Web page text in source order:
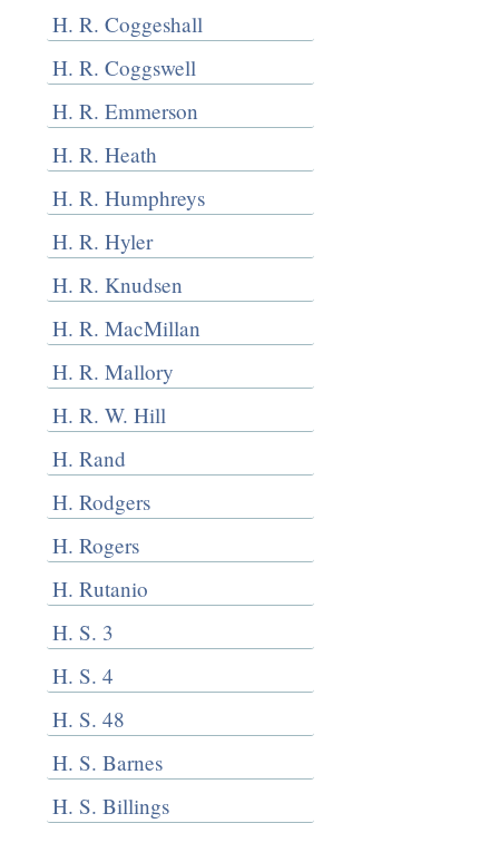
H. R. Coggeshall
H. R. Coggswell
H. R. Emmerson
H. R. Heath
H. R. Humphreys
H. R. Hyler
H. R. Knudsen
H. R. MacMillan
H. R. Mallory
H. R. W. Hill
H. Rand
H. Rodgers
H. Rogers
H. Rutanio
H. S. 3
H. S. 4
H. S. 48
H. S. Barnes
H. S. Billings